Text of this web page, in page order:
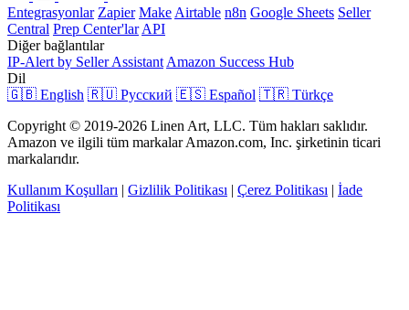
Entegrasyonlar Zapier Make Airtable n8n Google Sheets Seller
Central Prep Center'lar API
Diğer bağlantılar
IP-Alert by Seller Assistant Amazon Success Hub
Dil
🇬🇧 English 🇷🇺 Русский 🇪🇸 Español 🇹🇷 Türkçe
Copyright © 2019-2026 Linen Art, LLC. Tüm hakları saklıdır.
Amazon ve ilgili tüm markalar Amazon.com, Inc. şirketinin ticari
markalarıdır.
Kullanım Koşulları | Gizlilik Politikası | Çerez Politikası | İade
Politikası